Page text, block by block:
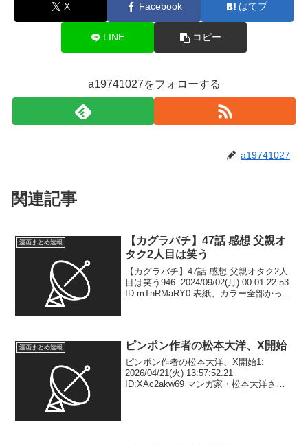
X Facebook はてブ
LINE コピー
a19741027をフォローする
a19741027
関連記事
漫画まとめ速報
【カグラバチ】47話 感想 父親オ
タク2人目は笑う
【カグラバチ】47話 感想 父親オタク2人
目は笑う946: 2024/09/02(月) 00:01:22.53
ID:mTnRMaRY0 表紙、カラー全部かっこ
漫画まとめ速報 ピンポン作者の松本大洋、X開始
ピンポン作者の松本大洋、X開始1:
2026/04/21(火) 13:57:52.21
ID:XAc2akw69 マンガ家・松本大洋さん